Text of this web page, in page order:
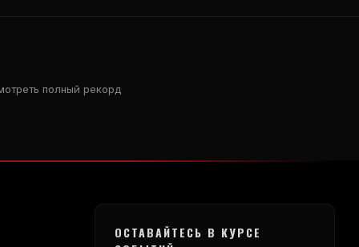
полный рекорд
ОСТАВАЙТЕСЬ В КУРСЕ